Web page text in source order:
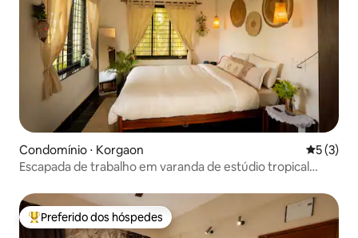
Condomínio ⋅ Korgaon 5 de
5 (3)
Escapada de trabalho em varanda de estúdio tropical
Entre os melhores preferidos dos hóspedes
Preferido dos hóspedes